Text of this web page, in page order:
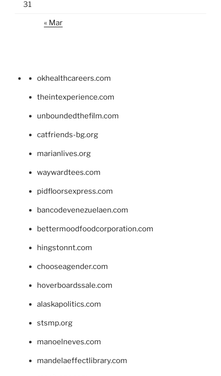
31
« Mar
okhealthcareers.com
theintexperience.com
unboundedthefilm.com
catfriends-bg.org
marianlives.org
waywardtees.com
pidfloorsexpress.com
bancodevenezuelaen.com
bettermoodfoodcorporation.com
hingstonnt.com
chooseagender.com
hoverboardssale.com
alaskapolitics.com
stsmp.org
manoelneves.com
mandelaeffectlibrary.com